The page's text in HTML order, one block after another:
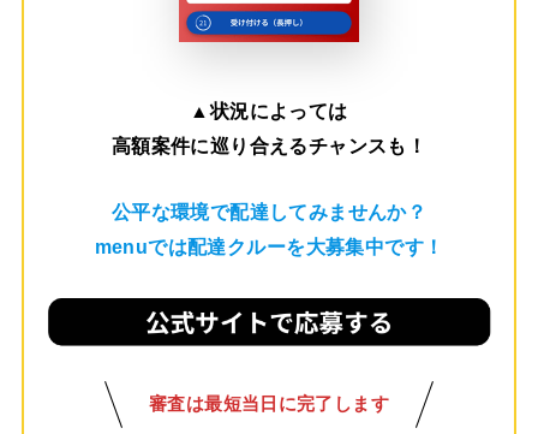
▲状況によっては
高額案件に巡り合えるチャンスも！
公平な環境で配達してみませんか？
menuでは配達クルーを大募集中です！
審査は最短当日に完了します